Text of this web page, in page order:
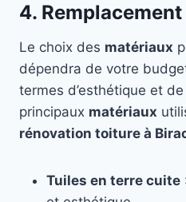
4.
Le choix des matériaux
dépendra de votre
termes d’esthétique et
principaux matériaux
rénovation toiture à
Tuiles en terre cuite